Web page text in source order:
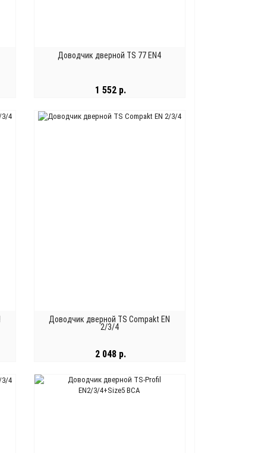
Доводчик дверной TS 77 EN4
1 552 р.
В КОРЗИНУ
Доводчик дверной TS Compakt EN
2/3/4
2 048 р.
В КОРЗИНУ